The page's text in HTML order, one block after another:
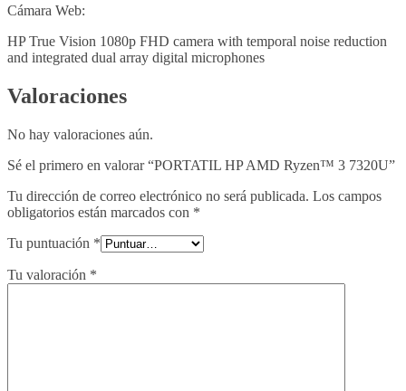
Cámara Web:
HP True Vision 1080p FHD camera with temporal noise reduction
and integrated dual array digital microphones
Valoraciones
No hay valoraciones aún.
Sé el primero en valorar “PORTATIL HP AMD Ryzen™ 3 7320U”
Tu dirección de correo electrónico no será publicada. Los campos
obligatorios están marcados con *
Tu puntuación *
Tu valoración *